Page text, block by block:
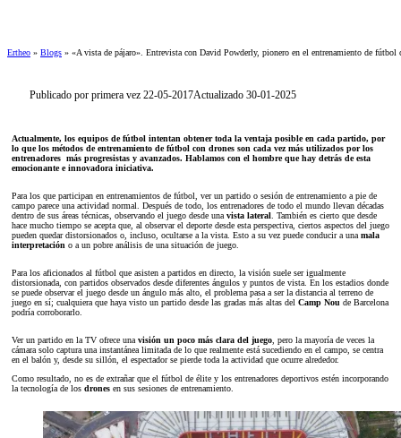
Ertheo » Blogs » «A vista de pájaro». Entrevista con David Powderly, pionero en el entrenamiento de fútbol
Publicado por primera vez 22-05-2017Actualizado 30-01-2025
Actualmente, los equipos de fútbol intentan obtener toda la ventaja posible en cada partido, por
lo que los métodos de entrenamiento de fútbol con drones son cada vez más utilizados por los
entrenadores más progresistas y avanzados. Hablamos con el hombre que hay detrás de esta
emocionante e innovadora iniciativa.
Para los que participan en entrenamientos de fútbol, ​​ver un partido o sesión de entrenamiento a pie de
campo parece una actividad normal. Después de todo, los entrenadores de todo el mundo llevan décadas
dentro de sus áreas técnicas, observando el juego desde una vista lateral . También es cierto que desde
hace mucho tiempo se acepta que, al observar el deporte desde esta perspectiva, ciertos aspectos del juego
pueden quedar distorsionados o, incluso, ocultarse a la vista. Esto a su vez puede conducir a una mala
interpretación o a un pobre análisis de una situación de juego.
Para los aficionados al fútbol que asisten a partidos en directo, la visión suele ser igualmente
distorsionada, con partidos observados desde diferentes ángulos y puntos de vista. En los estadios donde
se puede observar el juego desde un ángulo más alto, el problema pasa a ser la distancia al terreno de
juego en sí; cualquiera que haya visto un partido desde las gradas más altas del Camp Nou de Barcelona
podría corroborarlo.
Ver un partido en la TV ofrece una visión un poco más clara del juego , pero la mayoría de veces la
cámara solo captura una instantánea limitada de lo que realmente está sucediendo en el campo, se centra
en el balón y, desde su sillón, el espectador se pierde toda la actividad que ocurre alrededor.
Como resultado, no es de extrañar que el fútbol de élite y los entrenadores deportivos estén incorporando
la tecnología de los drones en sus sesiones de entrenamiento.